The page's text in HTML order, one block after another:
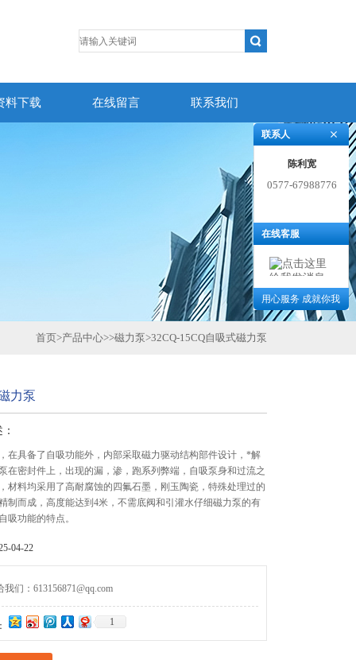
料下载 在线留言 联系我们
首页>产品中心>>磁力泵>32CQ-15CQ自吸式磁力泵
力泵
在具备了自吸功能外，内部采取磁力驱动结构部件设计，*解
在密封件上，出现的漏，渗，跑系列弊端，自吸泵身和过流之
材料均采用了高耐腐蚀的四氟石墨，刚玉陶瓷，特殊处理过的
制而成，高度能达到4米，不需底阀和引灌水仔细磁力泵的有
吸功能的特点。
04-22
我们：613156871@qq.com
1
联系人
陈利宽
0577-67988776
在线客服
用心服务 成就你我